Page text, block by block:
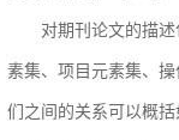
对期刊论文的描
素集、项目元素集、
们之间的关系可以概